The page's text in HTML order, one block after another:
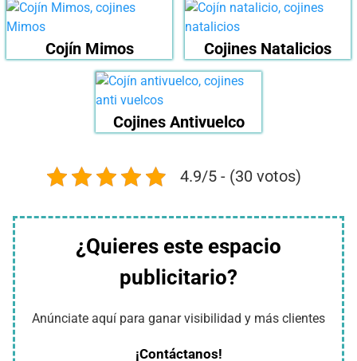
Cojín Mimos Cojines Natalicios
Cojines Antivuelco
4.9/5 - (30 votos)
¿Quieres este espacio
publicitario?
Anúnciate aquí para ganar visibilidad y más clientes
¡Contáctanos!